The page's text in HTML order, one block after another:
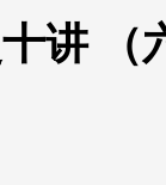
讲 （